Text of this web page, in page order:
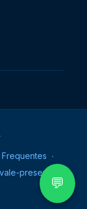
💬
∙
presente